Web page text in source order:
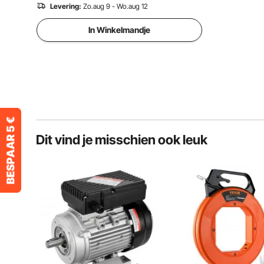
Levering: Zo.aug 9 - Wo.aug 12
In Winkelmandje
Dit vind je misschien ook leuk